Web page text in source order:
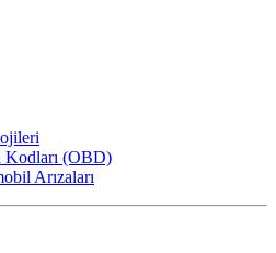
Kodları (OBD)
Arızaları